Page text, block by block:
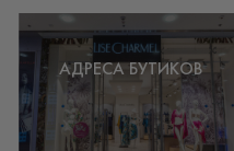
АДРЕСА БУТИКОВ